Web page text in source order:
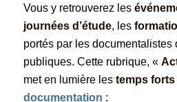
Vous y retrouverez les
journées d’étude, les
portés par les documentalistes
publiques. Cette rubrique, «
met en lumière les temps forts
documentation :